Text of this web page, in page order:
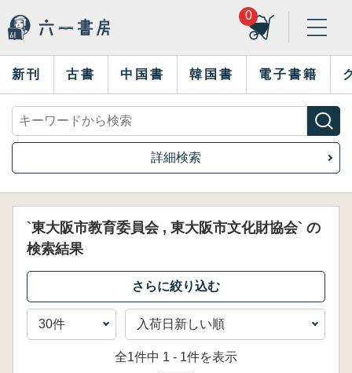
0
新刊 古書 中国書 韓国書 電子書籍
詳細検索
`東大阪市教育委員会 , 東大阪市文化財協会` の
検索結果
全1件中 1 - 1件を表示